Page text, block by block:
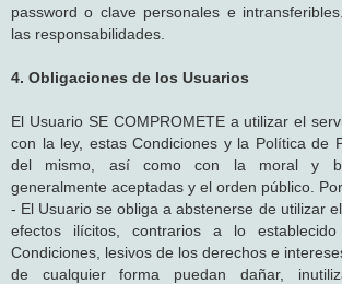
password o clave personales e
las responsabilidades.
4. Obligaciones de los Usuarios
El Usuario SE COMPROMETE a utilizar el
con la ley, estas Condiciones y la Política de
del mismo, así como con la moral y
generalmente aceptadas y el orden público.
- El Usuario se obliga a abstenerse de utilizar
efectos ilícitos, contrarios a lo
Condiciones, lesivos de los derechos e
de cualquier forma puedan dañar,